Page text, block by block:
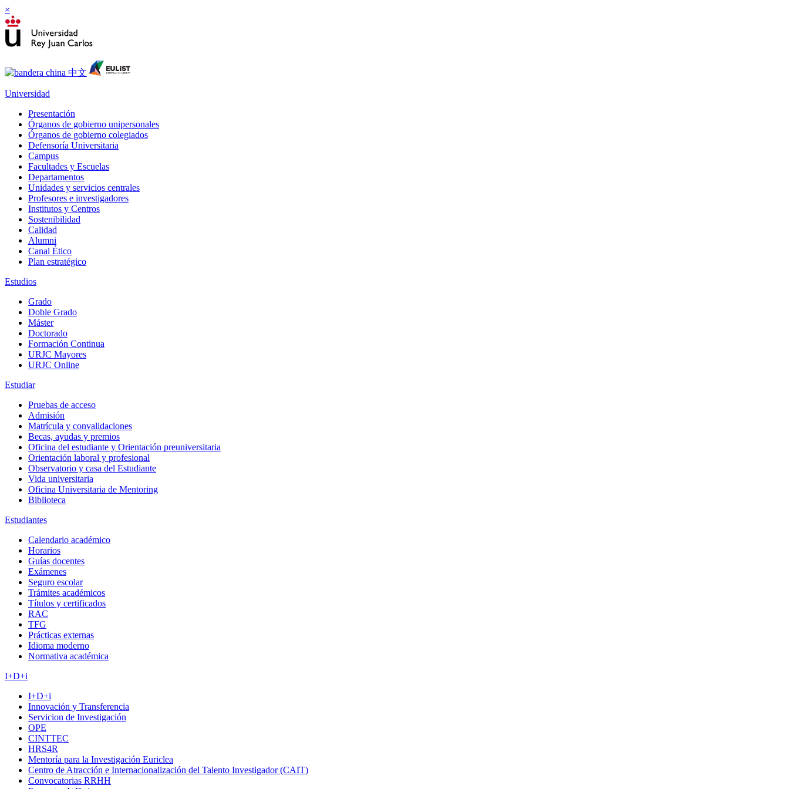
×
Universidad
Presentación
Órganos de gobierno unipersonales
Órganos de gobierno colegiados
Defensoría Universitaria
Campus
Facultades y Escuelas
Departamentos
Unidades y servicios centrales
Profesores e investigadores
Institutos y Centros
Sostenibilidad
Calidad
Alumni
Canal Ético
Plan estratégico
Estudios
Grado
Doble Grado
Máster
Doctorado
Formación Continua
URJC Mayores
URJC Online
Estudiar
Pruebas de acceso
Admisión
Matrícula y convalidaciones
Becas, ayudas y premios
Oficina del estudiante y Orientación preuniversitaria
Orientación laboral y profesional
Observatorio y casa del Estudiante
Vida universitaria
Oficina Universitaria de Mentoring
Biblioteca
Estudiantes
Calendario académico
Horarios
Guías docentes
Exámenes
Seguro escolar
Trámites académicos
Títulos y certificados
RAC
TFG
Prácticas externas
Idioma moderno
Normativa académica
I+D+i
I+D+i
Innovación y Transferencia
Servicion de Investigación
OPE
CINTTEC
HRS4R
Mentoría para la Investigación Euriclea
Centro de Atracción e Internacionalización del Talento Investigador (CAIT)
Convocatorias RRHH